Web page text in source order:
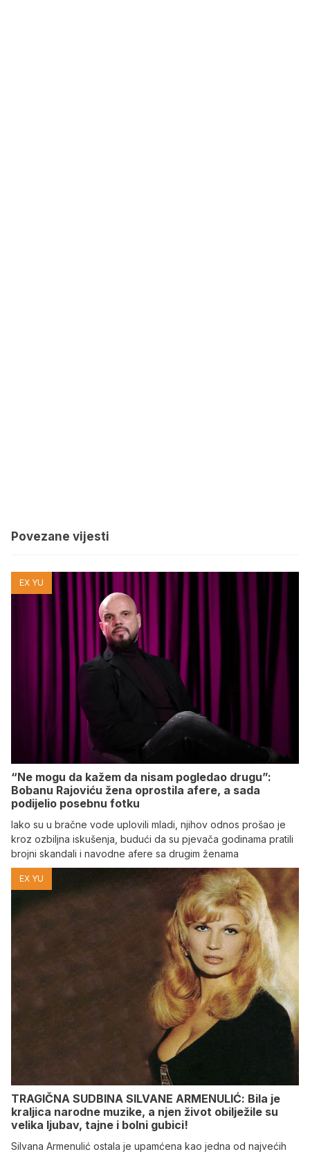
Povezane vijesti
EX YU
“Ne mogu da kažem da nisam pogledao drugu”:
Bobanu Rajoviću žena oprostila afere, a sada
podijelio posebnu fotku
Iako su u bračne vode uplovili mladi, njihov odnos prošao je
kroz ozbiljna iskušenja, budući da su pjevača godinama pratili
brojni skandali i navodne afere sa drugim ženama
EX YU
TRAGIČNA SUDBINA SILVANE ARMENULIĆ: Bila je
kraljica narodne muzike, a njen život obilježile su
velika ljubav, tajne i bolni gubici!
Silvana Armenulić ostala je upamćena kao jedna od najvećih